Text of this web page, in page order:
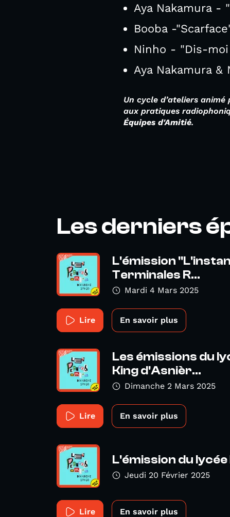
Aya Nakamura -
Booba -
Ninho - "Dis-
Aya Nakamura
Un cycle d’ateliers animé
aux pratiques
Équipes d'Amitié.
Les derniers
L'émission
Terminales R...
Mardi 4 Mars 2025
Lire En savoir plus
Les émissions du
King d'Asnièr...
Dimanche 2 Mars 2025
Lire En savoir plus
L'émission du
Jeudi 20 Février 2025
Lire En savoir plus